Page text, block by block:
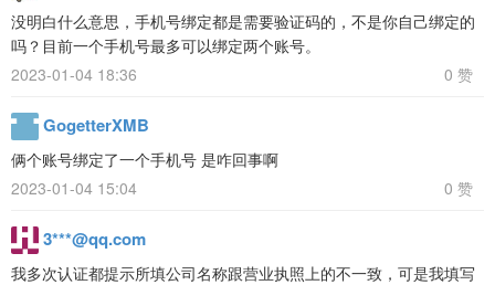
没明白什么意思，手机号绑定都是需要验证码的，不是你自己绑定的
吗？目前一个手机号最多可以绑定两个账号。
2023-01-04 18:36
0 赞
GogetterXMB
俩个账号绑定了一个手机号 是咋回事啊
2023-01-04 15:04
0 赞
3***@qq.com
我多次认证都提示所填公司名称跟营业执照上的不一致，可是我填写